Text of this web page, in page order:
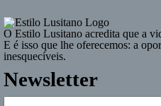
O Estilo Lusitano acredita que a
E é isso que lhe oferecemos: a
inesquecíveis.
Newsletter